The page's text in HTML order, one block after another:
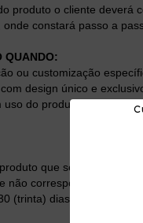
produto o cliente deverá
, onde constará passo a
QUANDO:
ou customização
design único e
do produto.
que se encontrar
corresponda ao
(trinta) dias, como